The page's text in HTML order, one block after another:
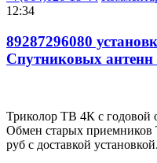
12:34
89287296080
Спутниковых антенн
Триколор ТВ 4К с годовой
Обмен старых
руб с доставкой установкой.